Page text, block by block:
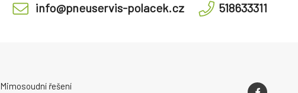
info@pneuservis-polacek.cz 518633311
Mimosoudní řešení